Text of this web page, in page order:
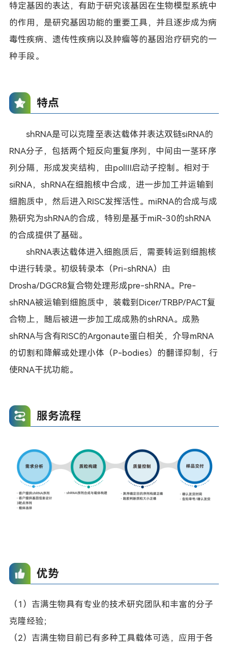
特定基因的表达，有助于研究该基因在生物模型系统中
的作用，是研究基因功能的重要工具，并且逐步成为病
毒性疾病、遗传性疾病以及肿瘤等的基因治疗研究的一
种手段。
特点
shRNA是可以克隆至表达载体并表达双链siRNA的
RNA分子，包括两个短反向重复序列，中间由一茎环序
列分隔，形成发夹结构，由polⅢ启动子控制。相对于
siRNA，shRNA在细胞核中合成，进一步加工并运输到
细胞质中，然后进入RISC发挥活性。miRNA的合成与成
熟研究为shRNA的合成，特别是基于miR-30的shRNA
的合成提供了基础。
shRNA表达载体进入细胞质后，需要转运到细胞核
中进行转录。 初级转录本（Pri-shRNA）由
Drosha/DGCR8复合物处理形成pre-shRNA。Pre-
shRNA被运输到细胞质中，装载到Dicer/TRBP/PACT复
合物上，随后被进一步加工成成熟的shRNA。成熟
shRNA与含有RISC的Argonaute蛋白相关，介导mRNA
的切割和降解或处理小体（P-bodies）的翻译抑制，行
使RNA干扰功能。
服务流程
优势
（1）吉满生物具有专业的技术研究团队和丰富的分子
克隆经验；
（2）吉满生物目前已有多种工具载体可选，应用于各